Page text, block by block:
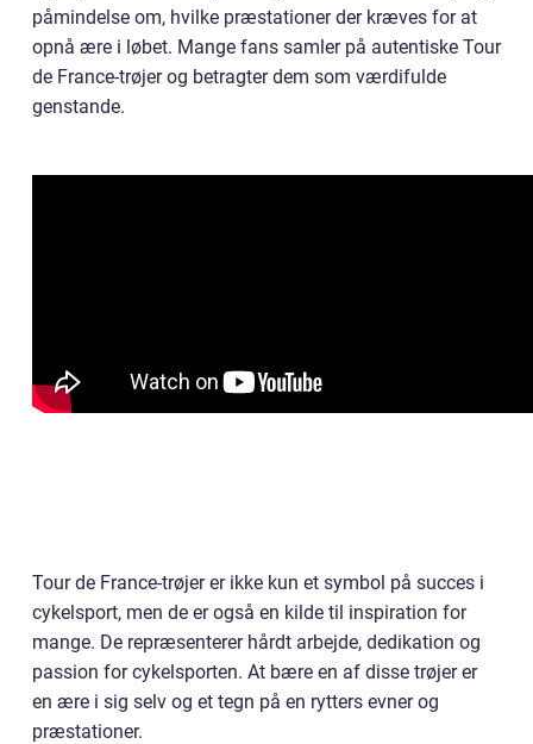
påmindelse om, hvilke præstationer der kræves for at
opnå ære i løbet. Mange fans samler på autentiske Tour
de France-trøjer og betragter dem som værdifulde
genstande.
Tour de France-trøjer er ikke kun et symbol på succes i
cykelsport, men de er også en kilde til inspiration for
mange. De repræsenterer hårdt arbejde, dedikation og
passion for cykelsporten. At bære en af disse trøjer er
en ære i sig selv og et tegn på en rytters evner og
præstationer.